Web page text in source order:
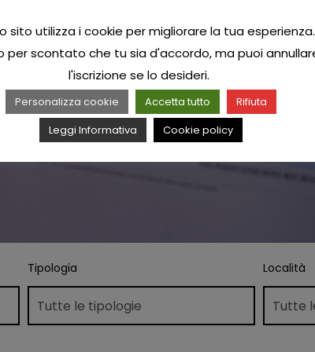
Tipologia Località
sito utilizza i cookie per migliorare la tua esperienza.
per scontato che tu sia d'accordo, ma puoi
l'iscrizione se lo desideri.
Personalizza cookie Accetta tutto
Rifiuta
Leggi Informativa
Cookie policy